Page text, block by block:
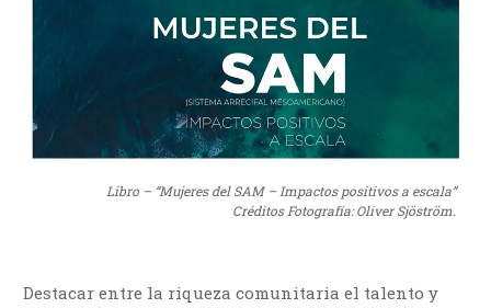
Libro – “Mujeres del SAM – Impactos positivos a escala”
Créditos Fotografía: Oliver Sjöström.
Destacar entre la riqueza comunitaria el talento y